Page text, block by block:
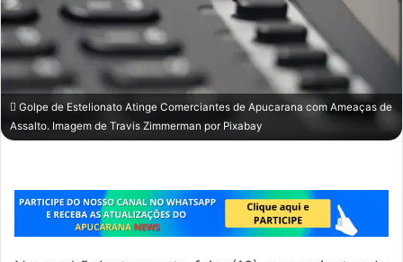
Golpe de Estelionato Atinge Comerciantes de Apucarana com Ameaças de
Assalto. Imagem de Travis Zimmerman por Pixabay